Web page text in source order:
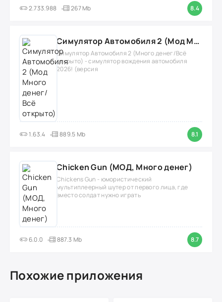
2.733.988 267 Mb 8.4
Симулятор Автомобиля 2 (Мод Много денег/Всё открыто)
Симулятор Автомобиля 2 (Много денег/Всё
открыто) - симулятор вождения автомобиля
2026! (версия
1.63.4 889.5 Mb 8.1
Chicken Gun (МОД, Много денег)
Chickens Gun - юмористический
мультиплеерный шутер от первого лица, где
вместо солдат нужно играть
6.0.0 887.3 Mb 8.7
Похожие приложения